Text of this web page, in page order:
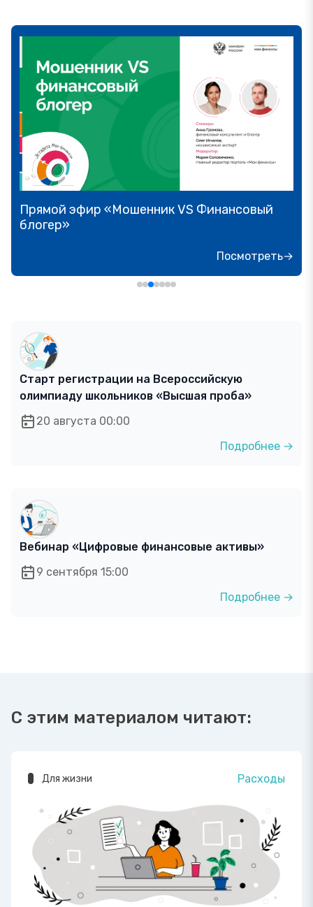
Прямой эфир «Мошенник VS Финансовый
блогер»
Посмотреть→
Старт регистрации на Всероссийскую
олимпиаду школьников «Высшая проба»
20 августа 00:00
Подробнее →
Вебинар «Цифровые финансовые активы»
9 сентября 15:00
Подробнее →
С этим материалом читают:
Для жизни Расходы